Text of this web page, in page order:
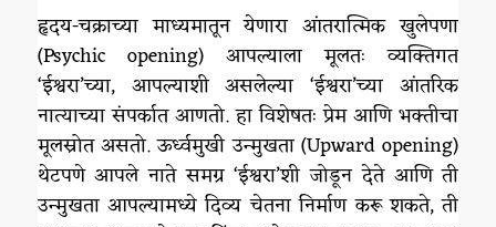
हृदय-चक्राच्या माध्यमातून येणारा आंतरात्मिक खुलेपणा
(Psychic opening) आपल्याला मूलतः व्यक्तिगत
‘ईश्वरा’च्या, आपल्याशी असलेल्या ‘ईश्वरा’च्या आंतरिक
नात्याच्या संपर्कात आणतो. हा विशेषतः प्रेम आणि भक्तीचा
मूलस्रोत असतो. ऊर्ध्वमुखी उन्मुखता (Upward opening)
थेटपणे आपले नाते समग्र ‘ईश्वरा’शी जोडून देते आणि ती
उन्मुखता आपल्यामध्ये दिव्य चेतना निर्माण करू शकते, ती